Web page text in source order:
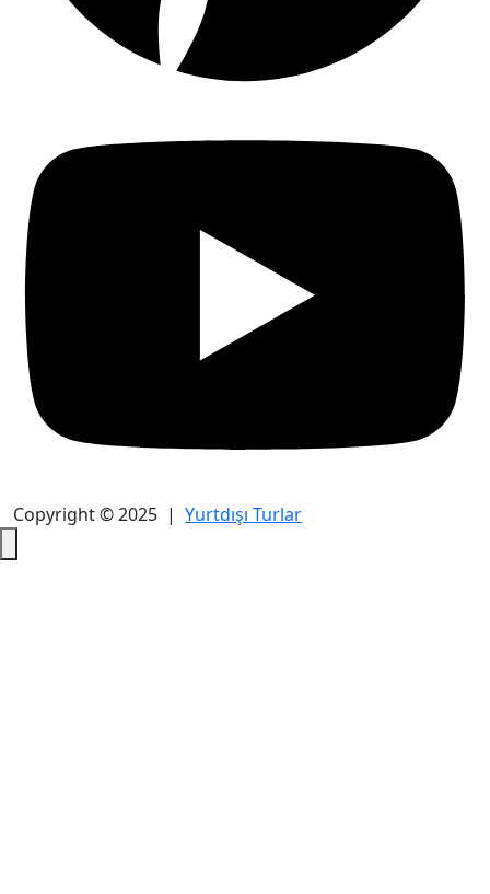
Copyright © 2025 | Yurtdışı Turlar